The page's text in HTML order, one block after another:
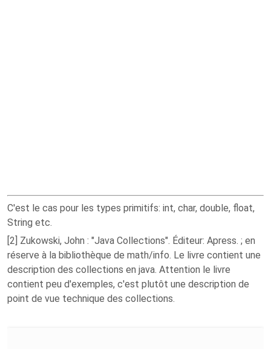
C'est le cas pour les types primitifs: int, char, double, float,
String etc.
[2] Zukowski, John : "Java Collections". Éditeur: Apress. ; en
réserve à la bibliothèque de math/info. Le livre contient une
description des collections en java. Attention le livre
contient peu d'exemples, c'est plutôt une description de
point de vue technique des collections.